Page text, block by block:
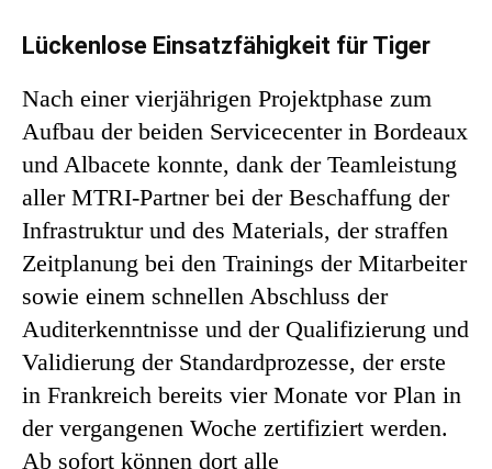
Lückenlose Einsatzfähigkeit für Tiger
Nach einer vierjährigen Projektphase zum
Aufbau der beiden Servicecenter in Bordeaux
und Albacete konnte, dank der Teamleistung
aller MTRI-Partner bei der Beschaffung der
Infrastruktur und des Materials, der straffen
Zeitplanung bei den Trainings der Mitarbeiter
sowie einem schnellen Abschluss der
Auditerkenntnisse und der Qualifizierung und
Validierung der Standardprozesse, der erste
in Frankreich bereits vier Monate vor Plan in
der vergangenen Woche zertifiziert werden.
Ab sofort können dort alle